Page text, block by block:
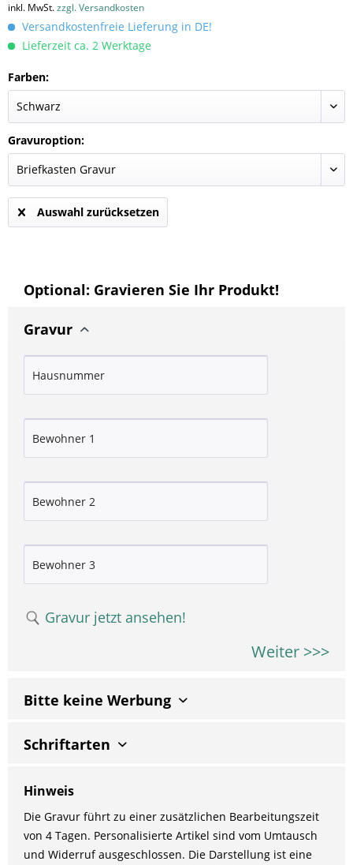
inkl. MwSt.zzgl. Versandkosten
Versandkostenfreie Lieferung in DE!
Lieferzeit ca. 2 Werktage
Farben:
Gravuroption:
Auswahl zurücksetzen
Optional: Gravieren Sie Ihr Produkt!
Gravur
Gravur jetzt ansehen!
Weiter >>>
Bitte keine Werbung
Schriftarten
Hinweis
Die Gravur führt zu einer zusätzlichen Bearbeitungszeit
von 4 Tagen. Personalisierte Artikel sind vom Umtausch
und Widerruf ausgeschlossen. Die Darstellung ist eine